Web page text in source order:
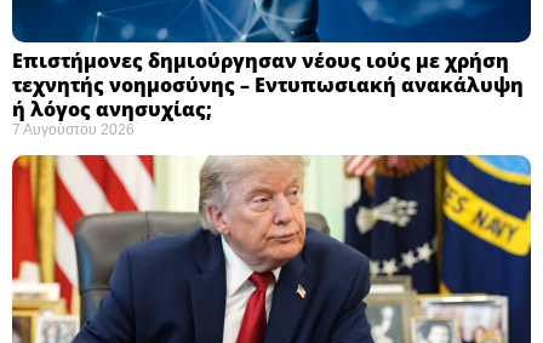
Επιστήμονες δημιούργησαν νέους ιούς με χρήση
τεχνητής νοημοσύνης – Εντυπωσιακή ανακάλυψη
ή λόγος ανησυχίας; ​
7 Αυγούστου 2026